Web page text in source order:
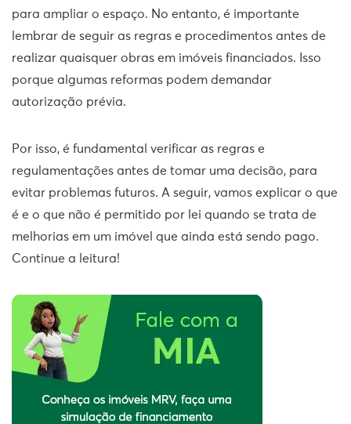
para ampliar o espaço. No entanto, é importante
lembrar de seguir as regras e procedimentos antes de
realizar quaisquer obras em imóveis financiados. Isso
porque algumas reformas podem demandar
autorização prévia.
Por isso, é fundamental verificar as regras e
regulamentações antes de tomar uma decisão, para
evitar problemas futuros. A seguir, vamos explicar o que
é e o que não é permitido por lei quando se trata de
melhorias em um imóvel que ainda está sendo pago.
Continue a leitura!